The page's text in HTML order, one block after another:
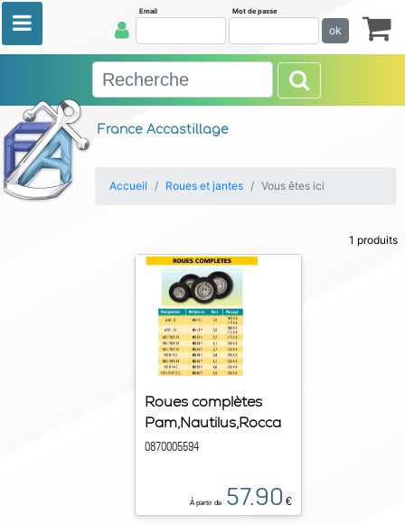
France Accastillage
Email Mot de passe
ok
Accueil Roues et jantes Vous êtes ici
1 produits
Roues complètes
Pam,Nautilus,Rocca
0870005594
À partir de 57.90 €